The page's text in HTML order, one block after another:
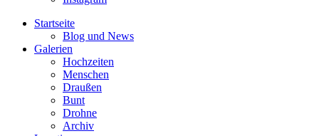
Startseite
Blog und News
Galerien
Hochzeiten
Menschen
Draußen
Bunt
Drohne
Archiv